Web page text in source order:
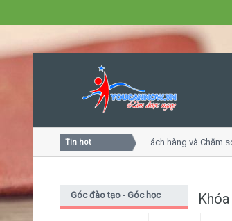
Tin hot
Khóa học Tư duy dịch vụ khách hàng và Chăm
Góc đào tạo - Góc học